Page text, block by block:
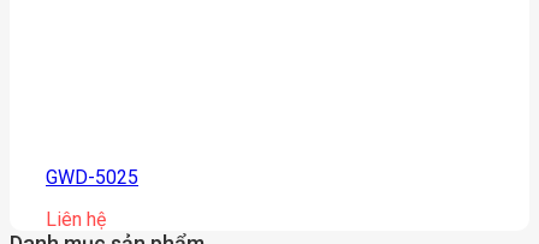
GWD-5025
Liên hệ